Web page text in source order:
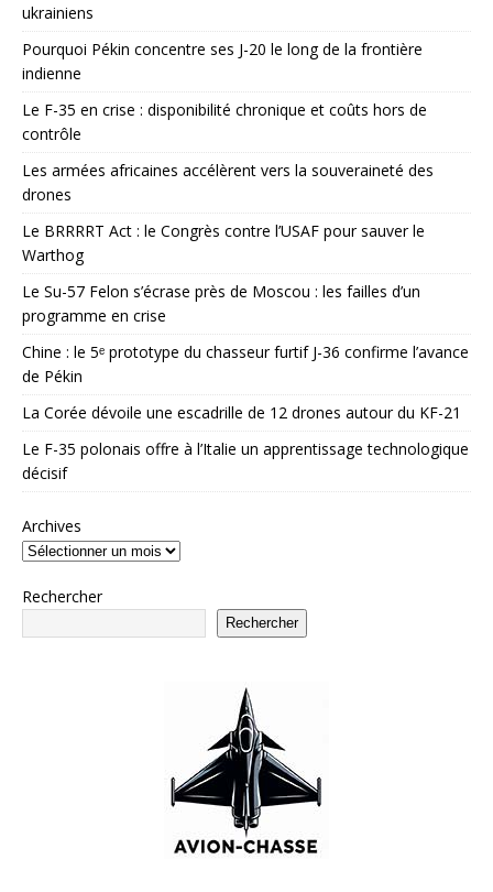
ukrainiens
Pourquoi Pékin concentre ses J-20 le long de la frontière
indienne
Le F-35 en crise : disponibilité chronique et coûts hors de
contrôle
Les armées africaines accélèrent vers la souveraineté des
drones
Le BRRRRT Act : le Congrès contre l’USAF pour sauver le
Warthog
Le Su-57 Felon s’écrase près de Moscou : les failles d’un
programme en crise
Chine : le 5ᵉ prototype du chasseur furtif J-36 confirme l’avance
de Pékin
La Corée dévoile une escadrille de 12 drones autour du KF-21
Le F-35 polonais offre à l’Italie un apprentissage technologique
décisif
Archives
Rechercher
Rechercher